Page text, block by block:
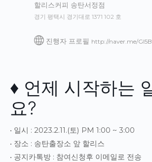
할리스커피 송탄서정점
경기 평택시 경기대로 1371 102 호
진행자 프로필 http://naver.me/
♦ 언제 시작하는
요?
• 일시 : 2023.2.11.(토) PM 1:00 ~ 3:00
• 장소 : 송탄출장소 앞 할리스
• 공지카톡방 : 참여신청후 이메일로 전송